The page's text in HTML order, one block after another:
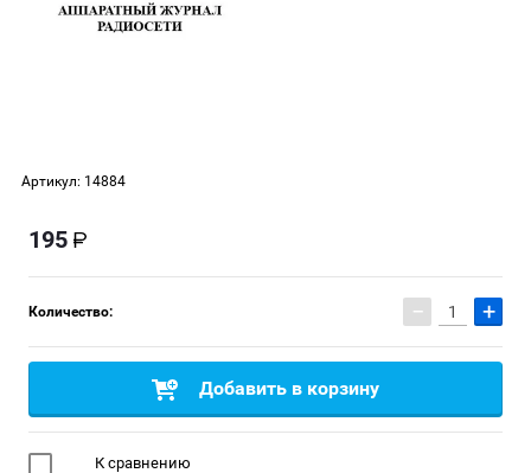
Артикул: 14884
195
Количество: − +
Добавить в корзину
К сравнению